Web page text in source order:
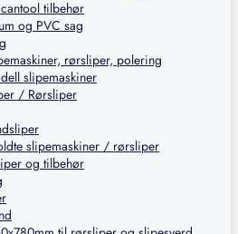
tilbehør
og PVC sag
rørsliper, polering
slipemaskiner
/ Rørsliper
slipemaskiner / rørsliper
og tilbehør